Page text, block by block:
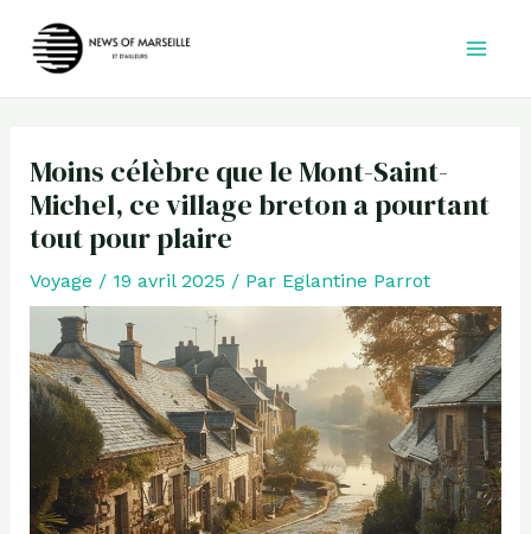
Moins célèbre que le Mont-Saint-
Michel, ce village breton a pourtant
tout pour plaire
Voyage / 19 avril 2025 / Par Eglantine Parrot